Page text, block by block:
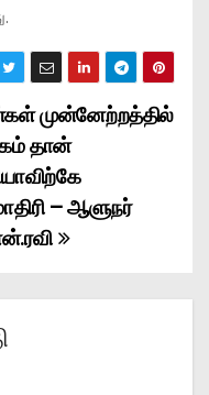
முன்னேற்றத்தில்
தான்
– ஆளுநர்